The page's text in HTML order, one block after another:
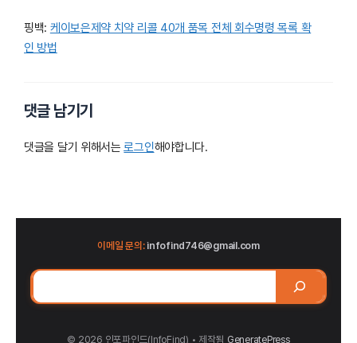
핑백: 케이보은제약 치약 리콜 40개 품목 전체 회수명령 목록 확
인 방법
댓글 남기기
댓글을 달기 위해서는로그인해야합니다.
이메일 문의:infofind746@gmail.com
검
© 2026 인포파인드(InfoFind)​​​​ • 제작됨 GeneratePress